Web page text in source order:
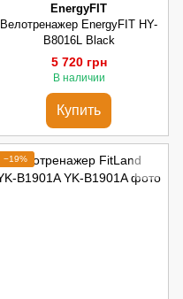
EnergyFIT
Велотренажер EnergyFIT HY-
B8016L Black
5 720 грн
В наличии
Купить
−19%